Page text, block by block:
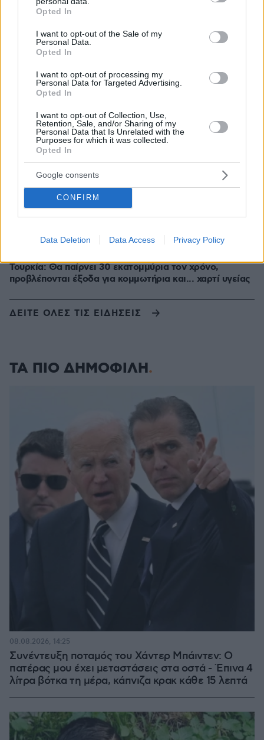
grant or deny consent to Google and its third-party tags to
use your data for below specified purposes in below Google
consent section.
Opted In
I want to opt-out of the Sale of my
Personal Data.
Opted In
I want to opt-out of processing my
Personal Data for Targeted Advertising.
Opted In
I want to opt-out of Collection, Use,
Retention, Sale, and/or Sharing of my
Personal Data that Is Unrelated with the
Purposes for which it was collected.
Opted In
Google consents
CONFIRM
Data Deletion Data Access Privacy Policy
Πώς η Πυροσβεστική διέσωσε πολίτες στη μεγάλη
φωτιά της Αττικοβοιωτίας, περισσότερα από 250 άτομα
απομακρύνθηκαν δια θαλάσσης, φωτογραφίες και
βίντεο
Ανάλυση: Γιατί ο αρχηγός των αμερικανικών Ενόπλων
Δυνάμεων ψάχνει απεμπλοκή από το Ιράν - Οι φόβοι για
μια νέα κλιμάκωση και οι ελλείψεις σε πυρομαχικά
Τέσσερις συλλήψεις για ναρκωτικά σε Κέρκυρα και
Λευκάδα
πριν 15 λεπτά
Διακοπές στην Πάτμο: Βουτιές στις ωραιότερες
παραλίες της
Χοληστερόλη: Πέντε κινήσεις ματ για να την ρίξετε
πριν 30 λεπτά
Τουρκία: Θα παίρνει 30 εκατομμύρια τον χρόνο,
προβλέπονται έξοδα για κομμωτήρια και... χαρτί υγείας
πριν 32 λεπτά
ΔΕΙΤΕ ΟΛΕΣ ΤΙΣ ΕΙΔΗΣΕΙΣ
ΤΑ ΠΙΟ ΔΗΜΟΦΙΛΗ
Συνέντευξη ποταμός του Χάντερ Μπάιντεν: Ο
πατέρας μου έχει μεταστάσεις στα οστά - Έπινα 4
λίτρα βότκα τη μέρα, κάπνιζα κρακ κάθε 15 λεπτά
08.08.2026, 14:25